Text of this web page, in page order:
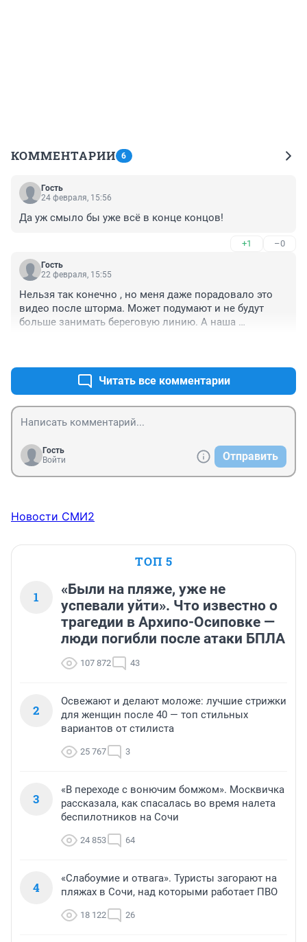
КОММЕНТАРИИ 6
Гость
24 февраля, 15:56
Да уж смыло бы уже всё в конце концов!
+1 –0
Гость
22 февраля, 15:55
Нельзя так конечно , но меня даже порадовало это
видео после шторма. Может подумают и не будут
больше занимать береговую линию. А наша
Читать все комментарии
Гость
Войти
Отправить
Новости СМИ2
ТОП 5
1
«Были на пляже, уже не
успевали уйти». Что известно о
трагедии в Архипо-Осиповке —
люди погибли после атаки БПЛА
107 872 43
2
Освежают и делают моложе: лучшие стрижки
для женщин после 40 — топ стильных
вариантов от стилиста
25 767 3
3
«В переходе с вонючим бомжом». Москвичка
рассказала, как спасалась во время налета
беспилотников на Сочи
24 853 64
4
«Слабоумие и отвага». Туристы загорают на
пляжах в Сочи, над которыми работает ПВО
18 122 26